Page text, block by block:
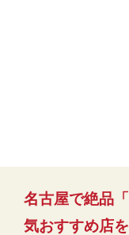
名古屋で絶品
気おすすめ店